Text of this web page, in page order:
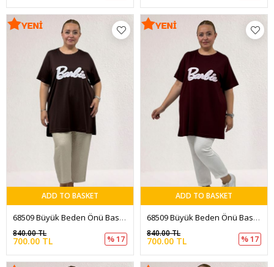
ADD TO BASKET
68509 Büyük Beden Önü Baskılı Biyeli İnce Modal Tişört - Kahve
700.00 TL
840.00 TL
% 17
ADD TO BASKET
68509 Büyük Beden Önü Baskılı Biyeli İnce Modal Tişört - Bordo
700.00 TL
840.00 TL
% 17